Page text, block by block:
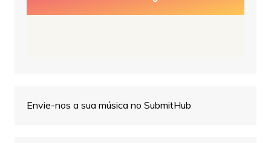
Envie-nos a sua música no SubmitHub